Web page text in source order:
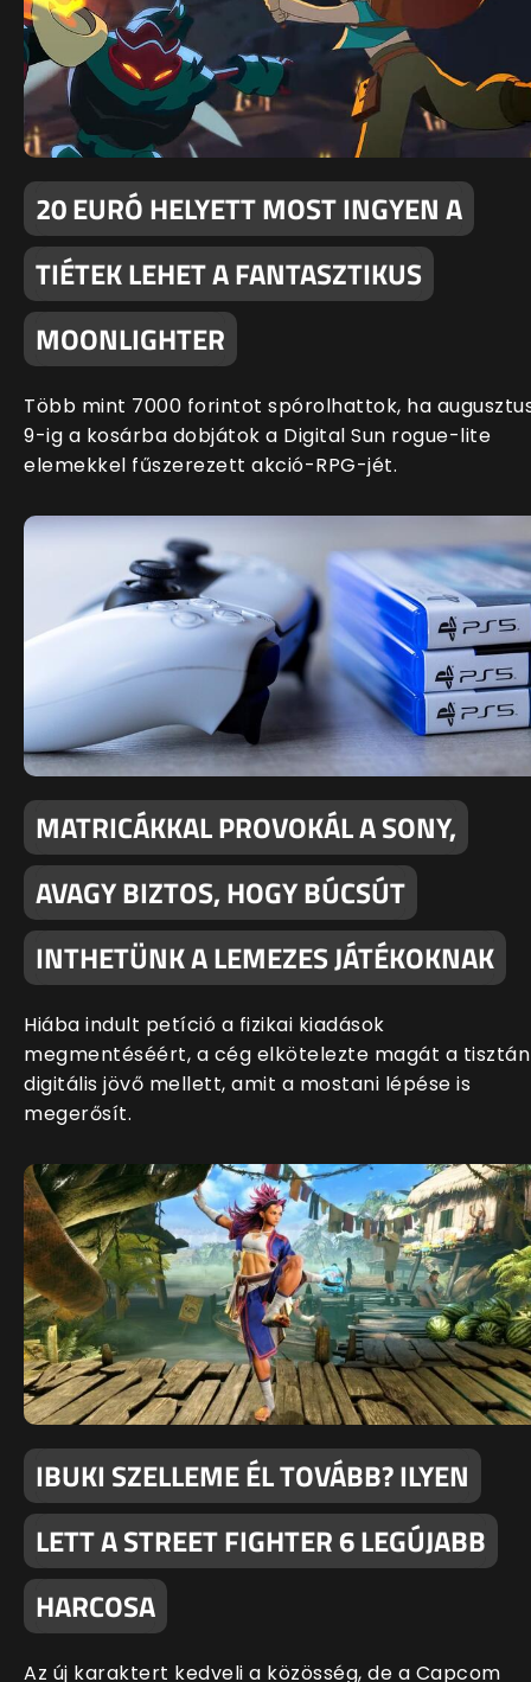
20 EURÓ HELYETT MOST INGYEN A
TIÉTEK LEHET A FANTASZTIKUS
MOONLIGHTER
Több mint 7000 forintot spórolhattok, ha
9-ig a kosárba dobjátok a Digital Sun rogue-lite
elemekkel fűszerezett akció-RPG-jét.
MATRICÁKKAL PROVOKÁL A SONY,
AVAGY BIZTOS, HOGY BÚCSÚT
INTHETÜNK A LEMEZES JÁTÉKOKNAK
Hiába indult petíció a fizikai kiadások
megmentéséért, a cég elkötelezte magát a tisztán
digitális jövő mellett, amit a mostani lépése is
megerősít.
IBUKI SZELLEME ÉL TOVÁBB? ILYEN
LETT A STREET FIGHTER 6 LEGÚJABB
HARCOSA
Az új karaktert kedveli a közösség, de a Capcom